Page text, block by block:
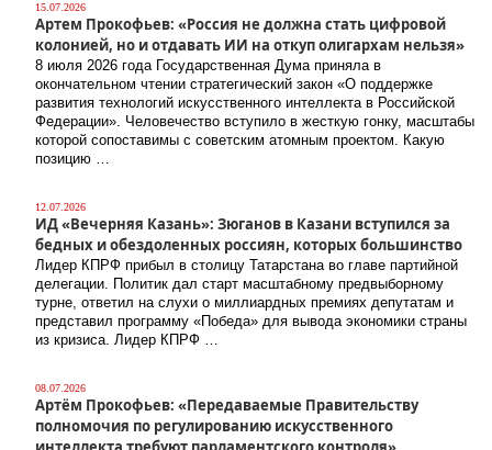
15.07.2026
Артем Прокофьев: «Россия не должна стать цифровой
колонией, но и отдавать ИИ на откуп олигархам нельзя»
8 июля 2026 года Государственная Дума приняла в
окончательном чтении стратегический закон «О поддержке
развития технологий искусственного интеллекта в Российской
Федерации». Человечество вступило в жесткую гонку, масштабы
которой сопоставимы с советским атомным проектом. Какую
позицию …
12.07.2026
ИД «Вечерняя Казань»: Зюганов в Казани вступился за
бедных и обездоленных россиян, которых большинство
Лидер КПРФ прибыл в столицу Татарстана во главе партийной
делегации. Политик дал старт масштабному предвыборному
турне, ответил на слухи о миллиардных премиях депутатам и
представил программу «Победа» для вывода экономики страны
из кризиса. Лидер КПРФ …
08.07.2026
Артём Прокофьев: «Передаваемые Правительству
полномочия по регулированию искусственного